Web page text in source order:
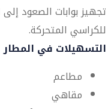
تجهيز بوابات الصعود
للكراسي المتحركة.
التسهيلات في المطار
مطاعم
مقاهي